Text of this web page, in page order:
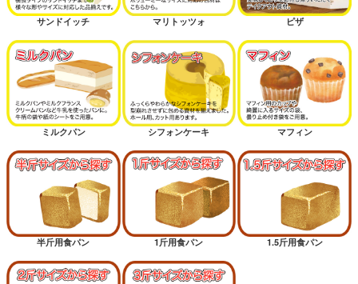
サンドイッチ マリトッツォ ピザ
ミルクパン シフォンケーキ マフィン
半斤用食パン 1斤用食パン 1.5斤用食パン